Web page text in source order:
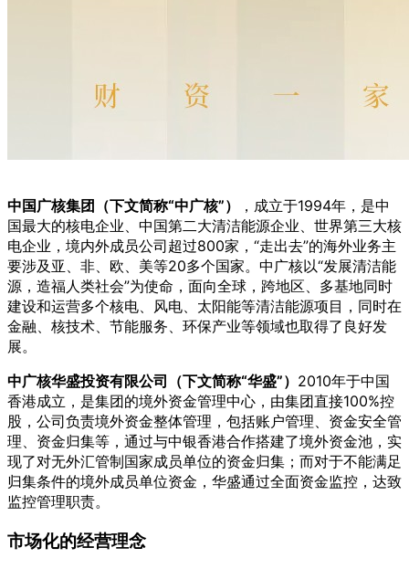
中国广核集团（下文简称“中广核”）
，成立于1994年，是中
国最大的核电企业、中国第二大清洁能源企业、世界第三大核
电企业，境内外成员公司超过800家，“走出去”的海外业务主
要涉及亚、非、欧、美等20多个国家。中广核以“发展清洁能
源，造福人类社会”为使命，面向全球，跨地区、多基地同时
建设和运营多个核电、风电、太阳能等清洁能源项目，同时在
金融、核技术、节能服务、环保产业等领域也取得了良好发
展。
中广核华盛投资有限公司（下文简称“华盛”） 2010年于中国
香港成立，是集团的境外资金管理中心，由集团直接100%控
股，公司负责境外资金整体管理，包括账户管理、资金安全管
理、资金归集等，通过与中银香港合作搭建了境外资金池，实
现了对无外汇管制国家成员单位的资金归集；而对于不能满足
归集条件的境外成员单位资金，华盛通过全面资金监控，达致
监控管理职责。
市场化的经营理念